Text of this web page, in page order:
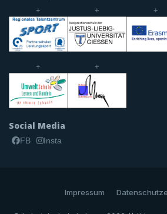
+ + +
+ +
Social Media
FB Insta
Impressum